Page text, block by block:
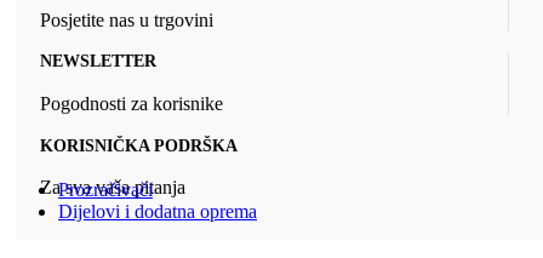
Posjetite nas u trgovini
NEWSLETTER
Pogodnosti za korisnike
KORISNIČKA PODRŠKA
Za sva vaša pitanja
Prozračivači
Dijelovi i dodatna oprema